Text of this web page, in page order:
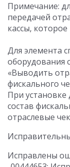
Примечание:
передачей
кассы,
Для элемента
оборудования
«Выводить
фискального
При установке
состав
отраслевые
Исправлены